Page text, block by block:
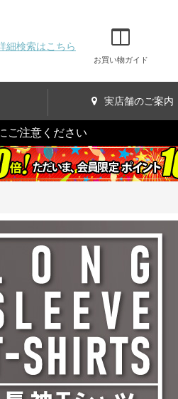
細検索はこちら
お買い物ガイド
実店舗のご案内
ご注意ください